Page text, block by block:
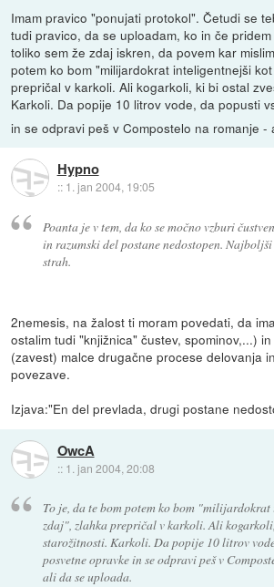
Imam pravico "ponujati protokol". Četudi se
tudi pravico, da se uploadam, ko in če
toliko sem že zdaj iskren, da povem kar
potem ko bom "milijardokrat inteligentnejši
prepričal v karkoli. Ali kogarkoli, ki bi ostal
Karkoli. Da popije 10 litrov vode, da popusti
in se odpravi peš v Compostelo na romanje -
Hypno
:: 1. jan 2004, 19:05
Poanta je v tem, da ko se močno vzburi
in razumski del postane nedostopen.
strah.
2nemesis, na žalost ti moram povedati, da
ostalim tudi "knjižnica" čustev, spominov,...)
(zavest) malce drugačne procese delovanja
povezave.
Izjava:"En del prevlada, drugi postane
OwcA
:: 1. jan 2004, 20:08
To je, da te bom potem ko bom
zdaj", zlahka prepričal v karkoli. Ali
starožitnosti. Karkoli. Da popije 10 litrov
posvetne opravke in se odpravi peš v
ali da se uploada.